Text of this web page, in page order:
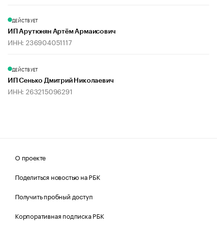
ДЕЙСТВУЕТ
ИП Арутюнян Артём Армаисович
ИНН: 236904051117
ДЕЙСТВУЕТ
ИП Сенько Дмитрий Николаевич
ИНН: 263215096291
О проекте
Поделиться новостью на РБК
Получить пробный доступ
Корпоративная подписка РБК